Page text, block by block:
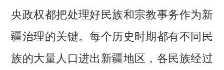
央政权都把处理好民族和宗教事务作为新
疆治理的关键。每个历史时期都有不同民
族的大量人口进出新疆地区，各民族经过